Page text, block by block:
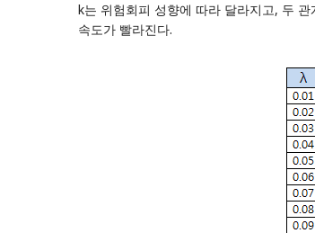
k는 위험회피 성향에 따라 달라지고, 두
속도가 빨라진다.